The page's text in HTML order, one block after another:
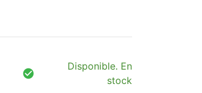
Disponible. En
stock